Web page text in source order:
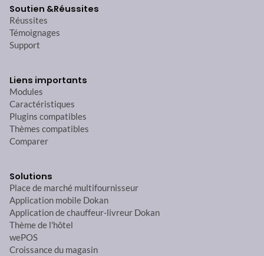
Soutien &Réussites
Réussites
Témoignages
Support
Liens importants
Modules
Caractéristiques
Plugins compatibles
Thèmes compatibles
Comparer
Solutions
Place de marché multifournisseur
Application mobile Dokan
Application de chauffeur-livreur Dokan
Thème de l'hôtel
wePOS
Croissance du magasin